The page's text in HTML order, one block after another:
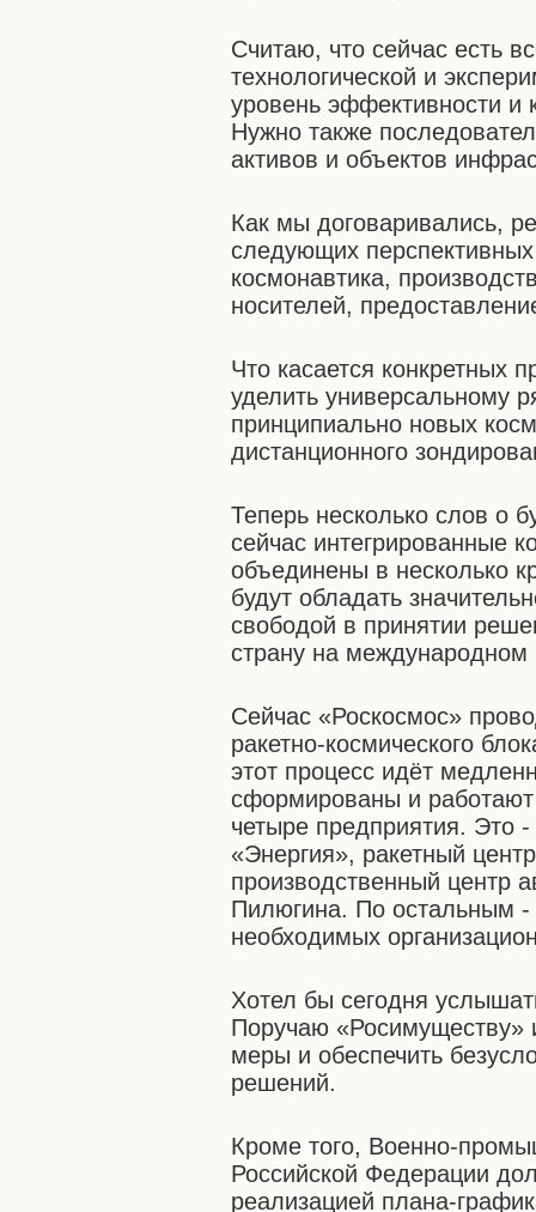
Считаю, что сейчас есть
технологической и
уровень эффективности и
Нужно также
активов и объектов
Как мы договаривались,
следующих
космонавтика,
носителей,
Что касается конкретных
уделить универсальному
принципиально новых
дистанционного
Теперь несколько слов о
сейчас интегрированные
объединены в несколько
будут обладать
свободой в принятии
страну на международном
Сейчас «Роскосмос»
ракетно-космического
этот процесс идёт
сформированы и работают
четыре предприятия. Это
«Энергия», ракетный
производственный центр
Пилюгина. По остальным -
необходимых
Хотел бы сегодня
Поручаю «Росимуществу»
меры и обеспечить
решений.
Кроме того, Военно-
Российской Федерации
реализацией плана-